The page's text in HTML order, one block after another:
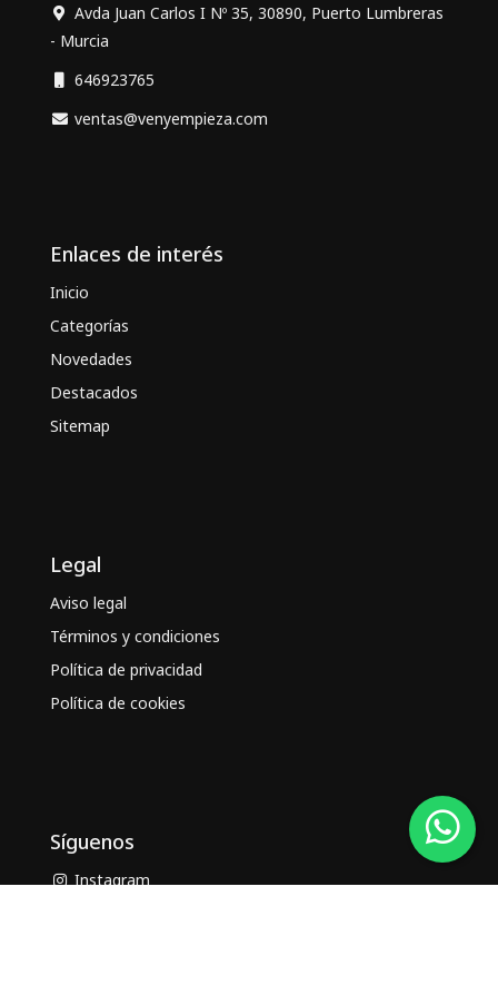
Avda Juan Carlos I Nº 35, 30890, Puerto Lumbreras
- Murcia
646923765
ventas@venyempieza.com
Enlaces de interés
Inicio
Categorías
Novedades
Destacados
Sitemap
Legal
Aviso legal
Términos y condiciones
Política de privacidad
Política de cookies
Síguenos
Instagram